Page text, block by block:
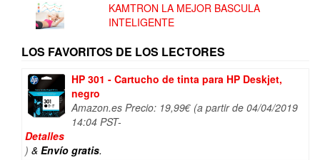
KAMTRON LA MEJOR BASCULA
INTELIGENTE
LOS FAVORITOS DE LOS LECTORES
HP 301 - Cartucho de tinta para HP Deskjet,
negro
Amazon.es Precio: 19,99€ (a partir de 04/04/2019
14:04 PST-
Detalles
) & Envío gratis.